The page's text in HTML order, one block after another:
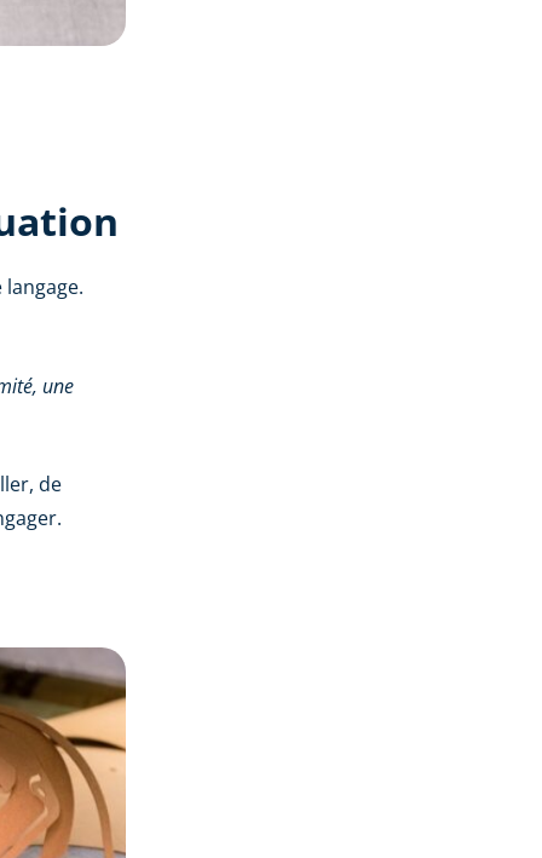
une
de